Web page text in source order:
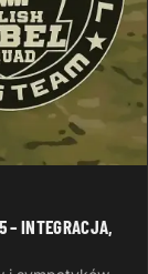
– INTEGRACJA,